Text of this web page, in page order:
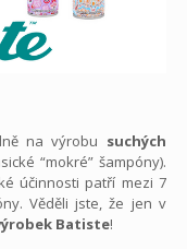
na výrobu suchých
“mokré” šampóny).
účinnosti patří mezi 7
Věděli jste, že jen v
Batiste!